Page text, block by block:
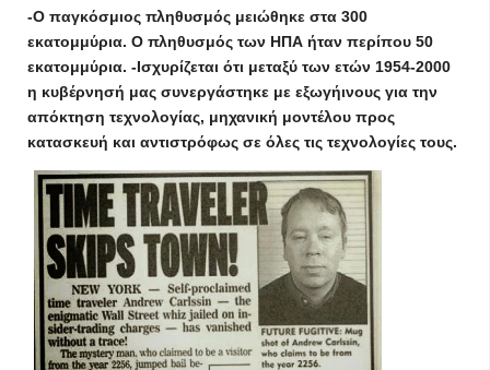
-Ο παγκόσμιος πληθυσμός μειώθηκε στα 300
εκατομμύρια. Ο πληθυσμός των ΗΠΑ ήταν περίπου 50
εκατομμύρια. -Ισχυρίζεται ότι μεταξύ των ετών 1954-2000
η κυβέρνησή μας συνεργάστηκε με εξωγήινους για την
απόκτηση τεχνολογίας, μηχανική μοντέλου προς
κατασκευή και αντιστρόφως σε όλες τις τεχνολογίες τους.